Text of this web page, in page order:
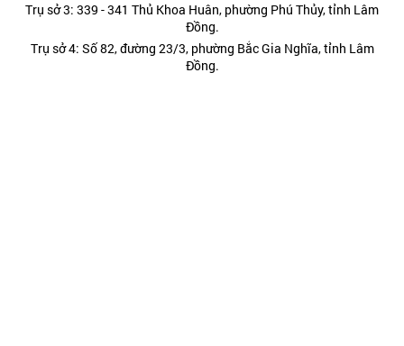
Trụ sở 3: 339 - 341 Thủ Khoa Huân, phường Phú Thủy, tỉnh Lâm
Đồng.
Trụ sở 4: Số 82, đường 23/3, phường Bắc Gia Nghĩa, tỉnh Lâm
Đồng.